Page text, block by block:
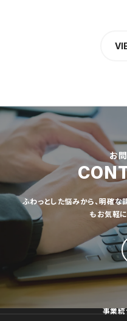
お
ふわっとした悩みから、明確な
もお気軽
事業統